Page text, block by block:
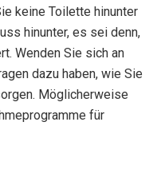
keine Toilette hinunter
hinunter, es sei denn,
Wenden Sie sich an
dazu haben, wie Sie
Möglicherweise
für